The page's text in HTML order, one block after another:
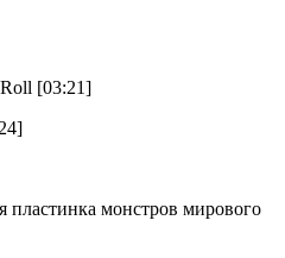
[03:21]
пластинка монстров мирового